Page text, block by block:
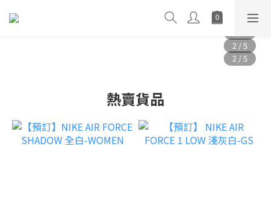
熱賣貨品